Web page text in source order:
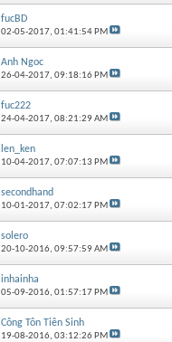
fucBD
02-05-2017,01:41:54 PM
Anh Ngoc
26-04-2017,09:18:16 PM
fuc222
24-04-2017,08:21:29 AM
len_ken
10-04-2017,07:07:13 PM
secondhand
10-01-2017,07:02:17 PM
solero
20-10-2016,09:57:59 AM
inhainha
05-09-2016,01:57:17 PM
Công Tôn Tiên Sinh
19-08-2016,03:12:26 PM